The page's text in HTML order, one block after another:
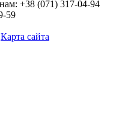
+38 (071) 317-04-94
59
Карта сайта